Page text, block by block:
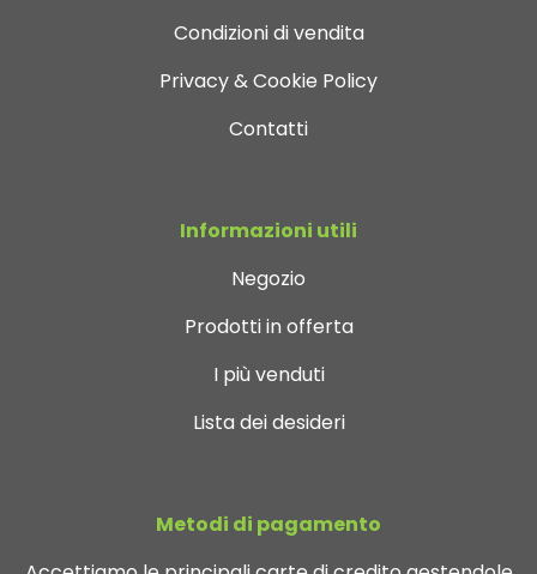
Condizioni di vendita
Privacy & Cookie Policy
Contatti
Informazioni utili
Negozio
Prodotti in offerta
I più venduti
Lista dei desideri
Metodi di pagamento